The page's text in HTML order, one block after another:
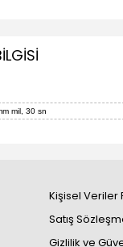
mil, 30 sn
Kişisel Veriler
Satış
Gizlilik ve